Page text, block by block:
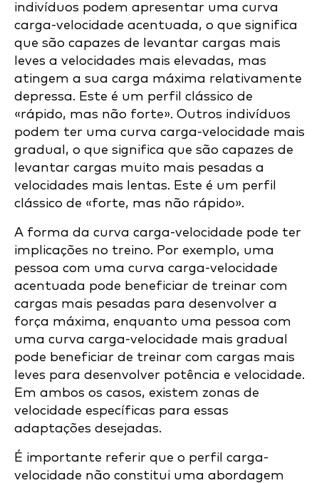
indivíduos podem apresentar uma curva
carga-velocidade acentuada, o que significa
que são capazes de levantar cargas mais
leves a velocidades mais elevadas, mas
atingem a sua carga máxima relativamente
depressa. Este é um perfil clássico de
«rápido, mas não forte». Outros indivíduos
podem ter uma curva carga-velocidade mais
gradual, o que significa que são capazes de
levantar cargas muito mais pesadas a
velocidades mais lentas. Este é um perfil
clássico de «forte, mas não rápido».
A forma da curva carga-velocidade pode ter
implicações no treino. Por exemplo, uma
pessoa com uma curva carga-velocidade
acentuada pode beneficiar de treinar com
cargas mais pesadas para desenvolver a
força máxima, enquanto uma pessoa com
uma curva carga-velocidade mais gradual
pode beneficiar de treinar com cargas mais
leves para desenvolver potência e velocidade.
Em ambos os casos, existem zonas de
velocidade específicas para essas
adaptações desejadas.
É importante referir que o perfil carga-
velocidade não constitui uma abordagem